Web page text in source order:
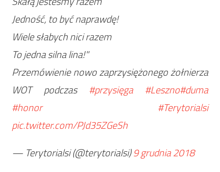
Jedność, to być naprawdę!
Wiele słabych nici razem
To jedna silna lina!"
Przemówienie nowo zaprzysiężonego żołnierza
WOT podczas #przysięga #Leszno#duma
#honor
#Terytorialsi
pic.twitter.com/PJd35ZGeSh
— Terytorialsi (@terytorialsi)9 grudnia 2018